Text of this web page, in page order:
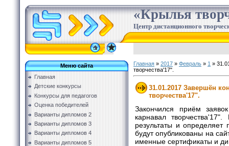
«Крылья
Центр дистанционного
Меню сайта
Главная
Детские конкурсы
Конкурсы для педагогов
Оценка победителей
Варианты дипломов 2
Варианты дипломов 3
Варианты дипломов 4
Варианты дипломов 5
Главная » 2017 » Февраль » 1 »
творчества'17".
31.01.2017 Завершён
творчества'17".
Закончился приём
карнавал творчества'17".
результаты и
будут опубликованы на
именные сертификаты и